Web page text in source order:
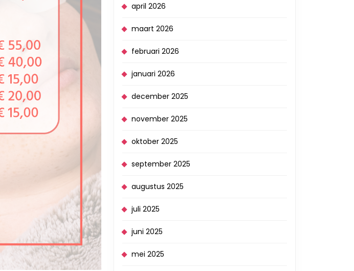
april 2026
maart 2026
februari 2026
januari 2026
december 2025
november 2025
oktober 2025
september 2025
augustus 2025
juli 2025
juni 2025
mei 2025